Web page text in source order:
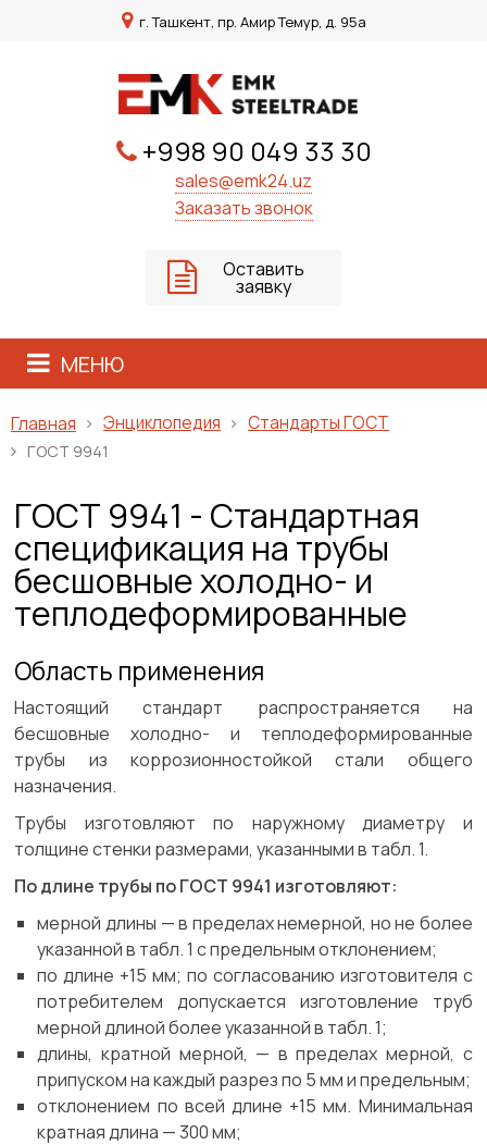
г. Ташкент, пр. Амир Темур, д. 95а
+998 90 049 33 30
sales@emk24.uz
Заказать звонок
Оставить
заявку
МЕНЮ
Главная Энциклопедия Стандарты ГОСТ
ГОСТ 9941
ГОСТ 9941 - Стандартная
спецификация на трубы
бесшовные холодно- и
теплодеформированные
Область применения
Настоящий стандарт распространяется на
бесшовные холодно- и теплодеформированные
трубы из коррозионностойкой стали общего
назначения.
Трубы изготовляют по наружному диаметру и
толщине стенки размерами, указанными в табл. 1.
По длине трубы по ГОСТ 9941 изготовляют:
мерной длины — в пределах немерной, но не более
указанной в табл. 1 с предельным отклонением;
по длине +15 мм; по согласованию изготовителя с
потребителем допускается изготовление труб
мерной длиной более указанной в табл. 1;
длины, кратной мерной, — в пределах мерной, с
припуском на каждый разрез по 5 мм и предельным;
отклонением по всей длине +15 мм. Минимальная
кратная длина — 300 мм;